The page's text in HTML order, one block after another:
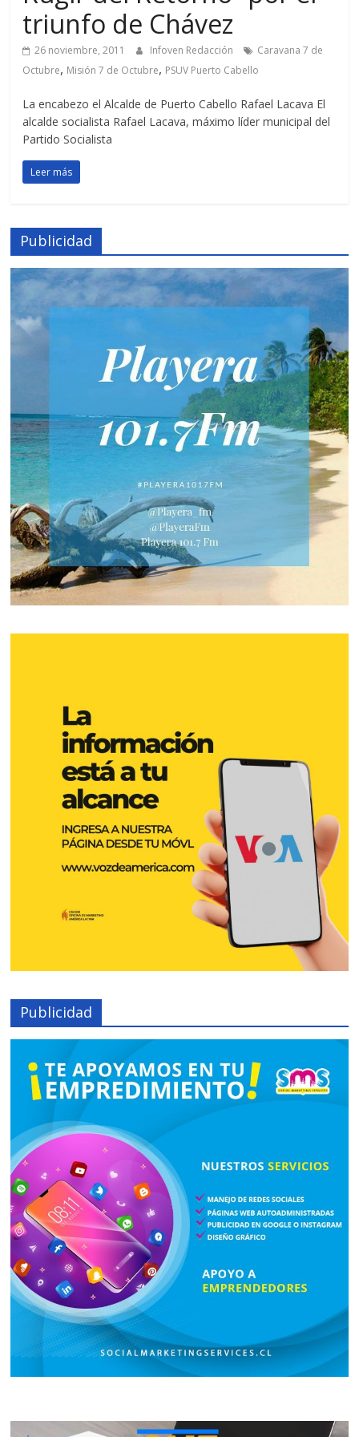
triunfo de Chávez
26 noviembre, 2011 Infoven Redacción
Caravana 7 de
Octubre, Misión 7 de Octubre, PSUV Puerto Cabello
La encabezo el Alcalde de Puerto Cabello Rafael Lacava El
alcalde socialista Rafael Lacava, máximo líder municipal del
Partido Socialista
Leer más
Publicidad
Publicidad